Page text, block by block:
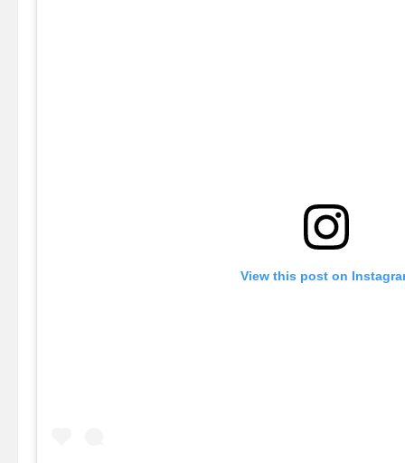
View this post on